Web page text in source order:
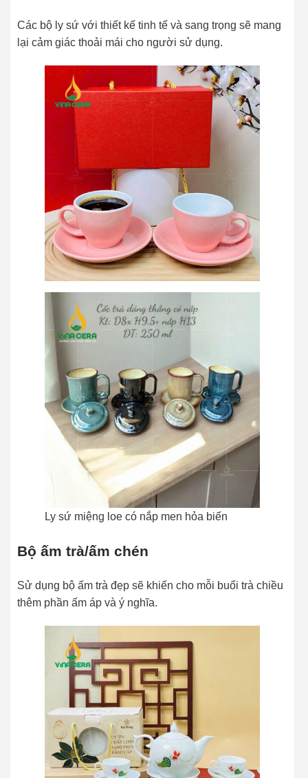
Các bộ ly sứ với thiết kế tinh tế và sang trọng sẽ mang
lại cảm giác thoải mái cho người sử dụng.
Ly sứ miệng loe có nắp men hỏa biến
Bộ ấm trà/ấm chén
Sử dụng bộ ấm trà đẹp sẽ khiến cho mỗi buổi trà chiều
thêm phần ấm áp và ý nghĩa.